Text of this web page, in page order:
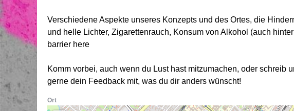
Verschiedene Aspekte unseres Konzepts und des Ortes, die
und helle Lichter, Zigarettenrauch, Konsum von Alkohol (auch
barrier here
Komm vorbei, auch wenn du Lust hast mitzumachen, oder schreib
gerne dein Feedback mit, was du dir anders wünscht!
Ort